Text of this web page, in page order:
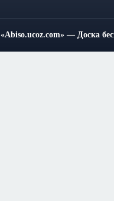
«Abiso.ucoz.com» — Доска